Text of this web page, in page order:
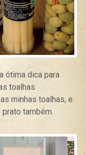
ótima dica para
toalhas
minhas toalhas, e
também.